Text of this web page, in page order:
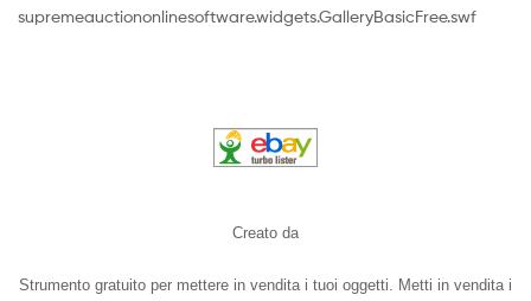
supremeauctiononlinesoftware.widgets.GalleryBasicFree.swf
Creato da
Strumento gratuito per mettere in vendita i tuoi oggetti. Metti in vendita i